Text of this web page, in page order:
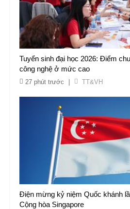
Tuyển sinh đại học 2026: Điểm
công nghệ ở mức cao
27 phút trước TT&VH
Điện mừng kỷ niệm Quốc khánh
Cộng hòa Singapore